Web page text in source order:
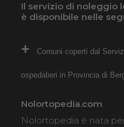
Il servizio di noleggio
è disponibile nelle
Comuni coperti dal
ospedalieri in Provincia di
Nolortopedia.com
Nolortopedia è nata